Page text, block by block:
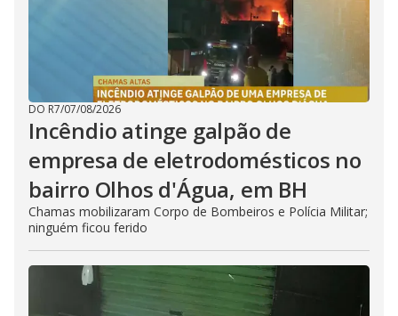
DO R7/07/08/2026
Incêndio atinge galpão de
empresa de eletrodomésticos no
bairro Olhos d'Água, em BH
Chamas mobilizaram Corpo de Bombeiros e Polícia Militar;
ninguém ficou ferido